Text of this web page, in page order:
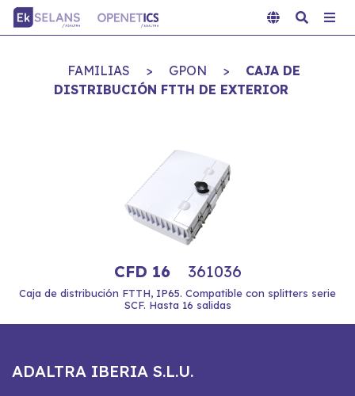
FAMILIAS > GPON >
CAJA DE
DISTRIBUCIÓN FTTH DE EXTERIOR
CFD 16 361036
Caja de distribución FTTH, IP65. Compatible con splitters serie
SCF. Hasta 16 salidas
ADALTRA IBERIA S.L.U.